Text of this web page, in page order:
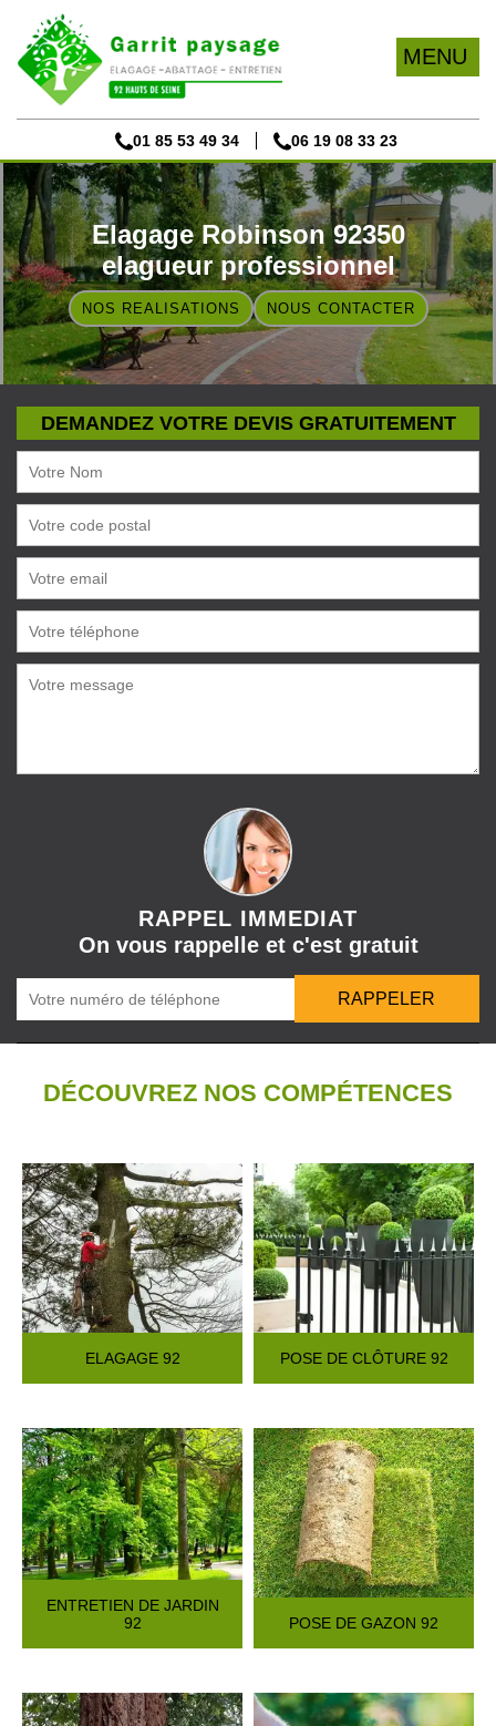
MENU
01 85 53 49 34 06 19 08 33 23
Elagage Robinson 92350
elagueur professionnel
NOS REALISATIONS NOUS CONTACTER
DEMANDEZ VOTRE DEVIS GRATUITEMENT
RAPPEL IMMEDIAT
On vous rappelle et c'est gratuit
DÉCOUVREZ NOS COMPÉTENCES
ELAGAGE 92 POSE DE CLÔTURE 92
ENTRETIEN DE JARDIN
92
POSE DE GAZON 92